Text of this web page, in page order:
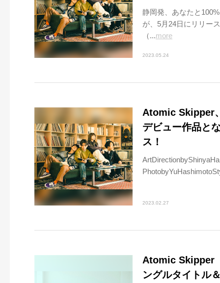
静岡発、あなたと
が、5月24日にリリー
（...more
2023.05.24
Atomic Skipper
デビュー作品と
ス！
2023.02.27
Atomic Skipper
ングルタイトル